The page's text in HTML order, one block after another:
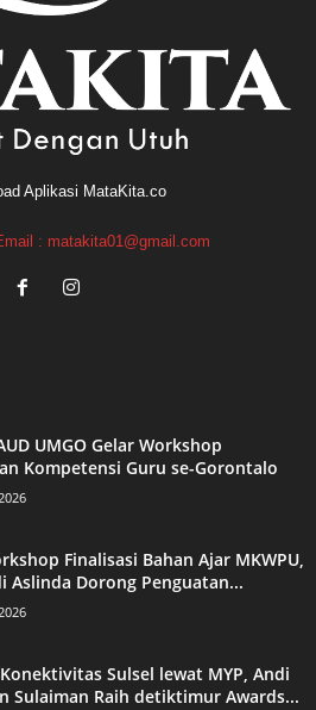
: matakita01@gmail.com
UMGO Gelar Workshop
Kompetensi Guru se-Gorontalo
Finalisasi Bahan Ajar MKWPU,
Aslinda Dorong Penguatan...
Sulsel lewat MYP, Andi
Sulaiman Raih detiktimur Awards...